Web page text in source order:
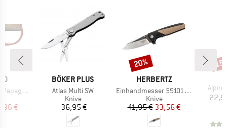
Kid
pris
€
MÆRKE
BÖKER PLUS
Artikel
Atlas Multi SW
Produktgruppe
Knive
Pris
36,95 €
MÆRKE
HERBERTZ
Artikel
Einhandmesser 591012 G10
Produktgruppe
Knive
Pris
41,95 € Nedsat pris
33,56 €
Rabat
20%
Artikel